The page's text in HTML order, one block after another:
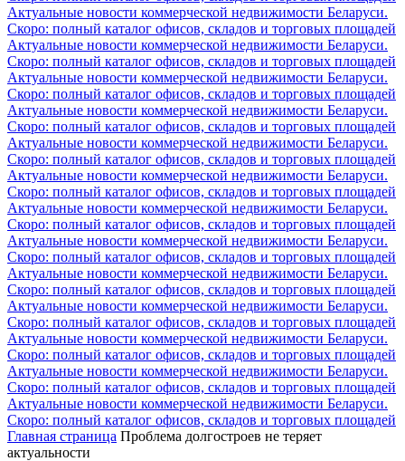
Актуальные новости коммерческой недвижимости Беларуси.
Скоро: полный каталог офисов, складов и торговых площадей
Актуальные новости коммерческой недвижимости Беларуси.
Скоро: полный каталог офисов, складов и торговых площадей
Актуальные новости коммерческой недвижимости Беларуси.
Скоро: полный каталог офисов, складов и торговых площадей
Актуальные новости коммерческой недвижимости Беларуси.
Скоро: полный каталог офисов, складов и торговых площадей
Актуальные новости коммерческой недвижимости Беларуси.
Скоро: полный каталог офисов, складов и торговых площадей
Актуальные новости коммерческой недвижимости Беларуси.
Скоро: полный каталог офисов, складов и торговых площадей
Актуальные новости коммерческой недвижимости Беларуси.
Скоро: полный каталог офисов, складов и торговых площадей
Актуальные новости коммерческой недвижимости Беларуси.
Скоро: полный каталог офисов, складов и торговых площадей
Актуальные новости коммерческой недвижимости Беларуси.
Скоро: полный каталог офисов, складов и торговых площадей
Актуальные новости коммерческой недвижимости Беларуси.
Скоро: полный каталог офисов, складов и торговых площадей
Актуальные новости коммерческой недвижимости Беларуси.
Скоро: полный каталог офисов, складов и торговых площадей
Актуальные новости коммерческой недвижимости Беларуси.
Скоро: полный каталог офисов, складов и торговых площадей
Актуальные новости коммерческой недвижимости Беларуси.
Скоро: полный каталог офисов, складов и торговых площадей
Главная страница Проблема долгостроев не теряет
актуальности